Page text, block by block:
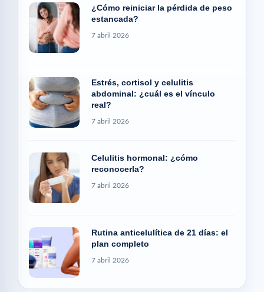
¿Cómo reiniciar la pérdida de peso
estancada?
7 abril 2026
Estrés, cortisol y celulitis
abdominal: ¿cuál es el vínculo
real?
7 abril 2026
Celulitis hormonal: ¿cómo
reconocerla?
7 abril 2026
Rutina anticelulítica de 21 días: el
plan completo
7 abril 2026